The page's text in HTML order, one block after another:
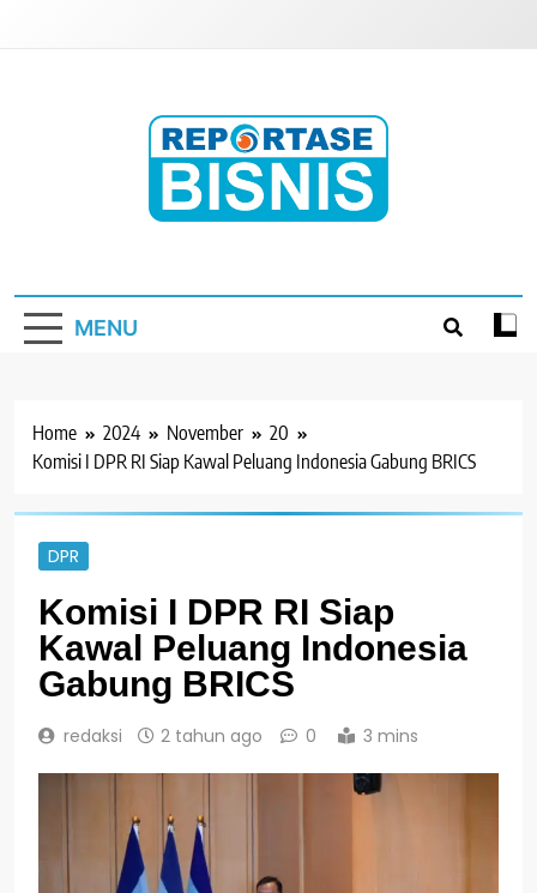
MENU
Home 2024 November
20
Komisi I DPR RI Siap Kawal Peluang Indonesia Gabung BRICS
DPR
Komisi I DPR RI Siap
Kawal Peluang Indonesia
Gabung BRICS
redaksi 2 tahun ago 0 3 mins